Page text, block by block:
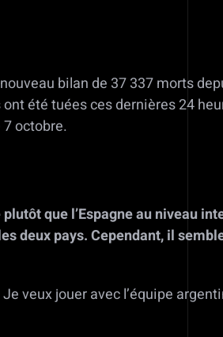
bilan de 37 337 morts
été tuées ces dernières 24
octobre.
que l’Espagne au niveau
deux pays. Cependant, il
veux jouer avec l’équipe